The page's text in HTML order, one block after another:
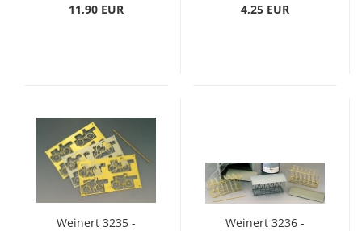
11,90 EUR 4,25 EUR
Weinert 3235 -
Weinert 3236 -